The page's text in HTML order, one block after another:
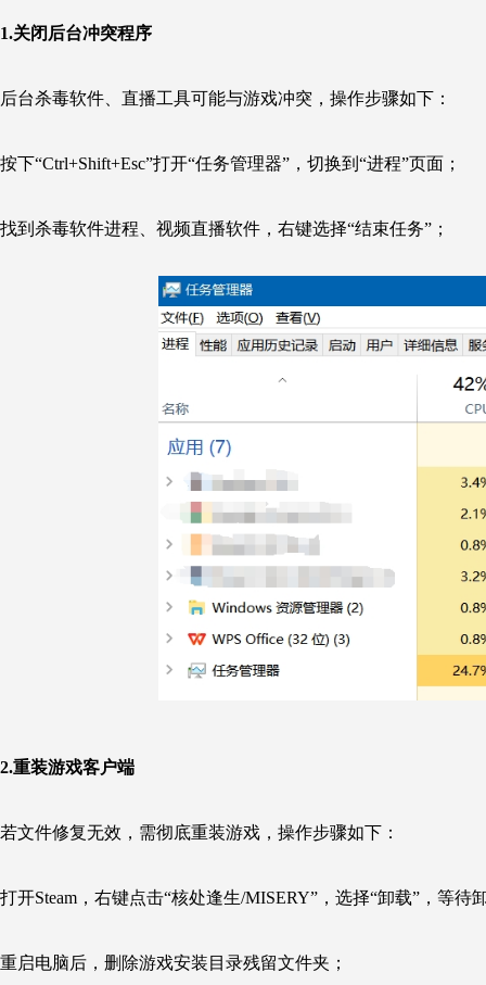
1.关闭后台冲突程序
后台杀毒软件、直播工具可能与游戏冲突，操作步骤如下：
按下“Ctrl+Shift+Esc”打开“任务管理器”，切换到“进程”页面；
找到杀毒软件进程、视频直播软件，右键选择“结束任务”；
2.重装游戏客户端
若文件修复无效，需彻底重装游戏，操作步骤如下：
打开Steam，右键点击“核处逢生/MISERY”，选择“卸载”，等待
重启电脑后，删除游戏安装目录残留文件夹；